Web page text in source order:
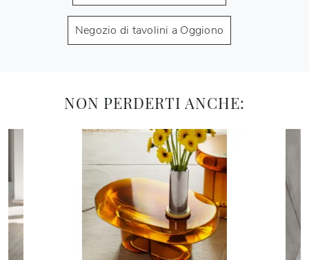
Negozio di tavolini a Oggiono
NON PERDERTI ANCHE: